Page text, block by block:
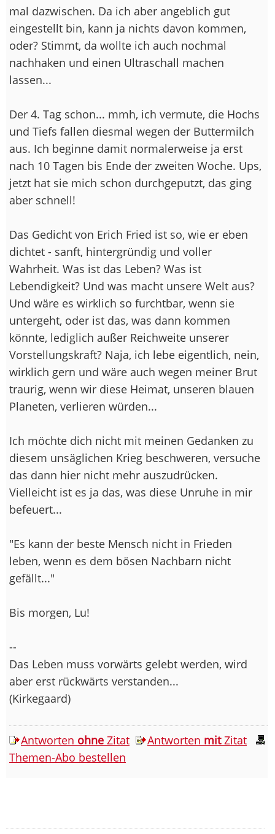
mal dazwischen. Da ich aber angeblich gut
eingestellt bin, kann ja nichts davon kommen,
oder? Stimmt, da wollte ich auch nochmal
nachhaken und einen Ultraschall machen
lassen...
Der 4. Tag schon... mmh, ich vermute, die Hochs
und Tiefs fallen diesmal wegen der Buttermilch
aus. Ich beginne damit normalerweise ja erst
nach 10 Tagen bis Ende der zweiten Woche. Ups,
jetzt hat sie mich schon durchgeputzt, das ging
aber schnell!
Das Gedicht von Erich Fried ist so, wie er eben
dichtet - sanft, hintergründig und voller
Wahrheit. Was ist das Leben? Was ist
Lebendigkeit? Und was macht unsere Welt aus?
Und wäre es wirklich so furchtbar, wenn sie
untergeht, oder ist das, was dann kommen
könnte, lediglich außer Reichweite unserer
Vorstellungskraft? Naja, ich lebe eigentlich, nein,
wirklich gern und wäre auch wegen meiner Brut
traurig, wenn wir diese Heimat, unseren blauen
Planeten, verlieren würden...
Ich möchte dich nicht mit meinen Gedanken zu
diesem unsäglichen Krieg beschweren, versuche
das dann hier nicht mehr auszudrücken.
Vielleicht ist es ja das, was diese Unruhe in mir
befeuert...
"Es kann der beste Mensch nicht in Frieden
leben, wenn es dem bösen Nachbarn nicht
gefällt..."
Bis morgen, Lu!
--
Das Leben muss vorwärts gelebt werden, wird
aber erst rückwärts verstanden...
(Kirkegaard)
Antworten ohne Zitat Antworten mitZitat
Themen-Abo bestellen